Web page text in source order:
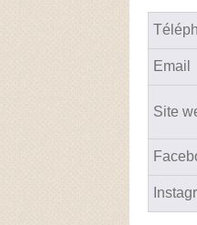
Email
Site